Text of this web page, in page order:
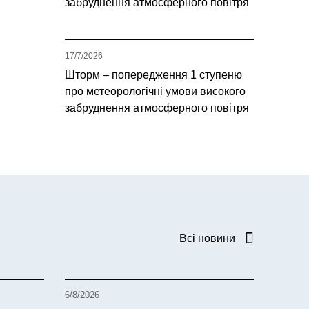
забруднення атмосферного повітря
Шторм – попередження 1 ступеню
про метеорологічні умови високого
забруднення атмосферного повітря
17/7/2026
Всі новини
6/8/2026